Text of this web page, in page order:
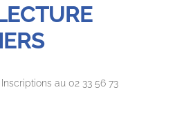
Inscriptions au 02 33 56 73